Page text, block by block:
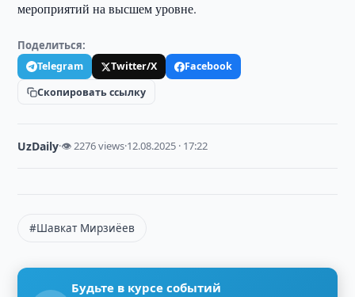
мероприятий на высшем уровне.
Поделиться:
Telegram Twitter/X
Facebook
Скопировать ссылку
UzDaily·👁 2276 views·12.08.2025 · 17:22
#Шавкат Мирзиёев
Будьте в курсе событий